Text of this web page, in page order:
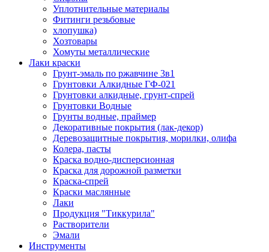
Уплотнительные материалы
Фитинги резьбовые
хлопушка)
Хозтовары
Хомуты металлические
Лаки краски
Грунт-эмаль по ржавчине 3в1
Грунтовки Алкидные ГФ-021
Грунтовки алкидные, грунт-спрей
Грунтовки Водные
Грунты водные, праймер
Декоративные покрытия (лак-декор)
Деревозащитные покрытия, морилки, олифа
Колера, пасты
Краска водно-дисперсионная
Краска для дорожной разметки
Краска-спрей
Краски маслянные
Лаки
Продукция "Тиккурила"
Растворители
Эмали
Инструменты